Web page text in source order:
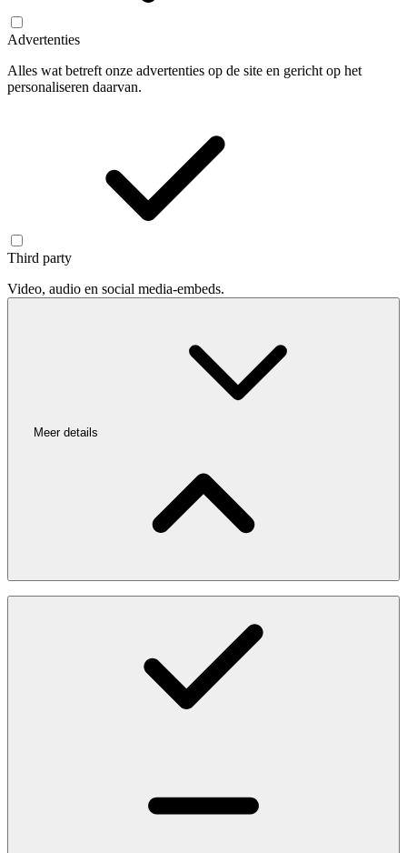
Advertenties
Alles wat betreft onze advertenties op de site en gericht op het
personaliseren daarvan.
Third party
Video, audio en social media-embeds.
Meer details